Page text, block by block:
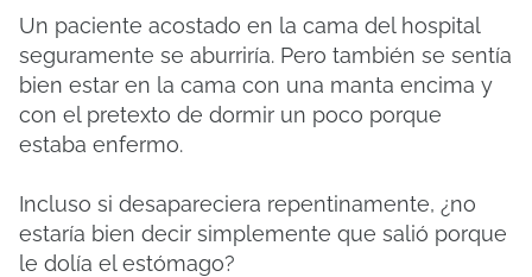
Un paciente acostado en la cama del hospital
seguramente se aburriría. Pero también se sentía
bien estar en la cama con una manta encima y
con el pretexto de dormir un poco porque
estaba enfermo.
Incluso si desapareciera repentinamente, ¿no
estaría bien decir simplemente que salió porque
le dolía el estómago?